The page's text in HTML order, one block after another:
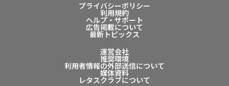
プライバシーポリシー
利用規約
ヘルプ・サポート
広告掲載について
最新トピックス
運営会社
推奨環境
利用者情報の外部送信について
媒体資料
レタスクラブについて